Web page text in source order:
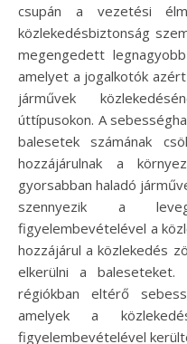
csupán a vezetési
közlekedésbiztonság
megengedett
amelyet a jogalkotók
járművek
úttípusokon. A
balesetek számának
hozzájárulnak a
gyorsabban haladó
szennyezik a
figyelembevételével a
hozzájárul a közlekedés
elkerülni a baleseteket.
régiókban eltérő
amelyek a
figyelembevételével